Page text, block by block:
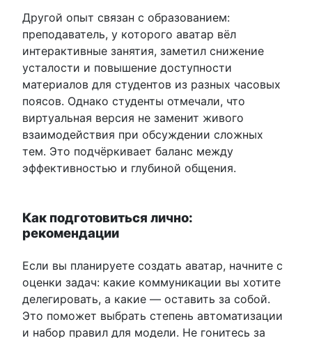
Другой опыт связан с образованием:
преподаватель, у которого аватар вёл
интерактивные занятия, заметил снижение
усталости и повышение доступности
материалов для студентов из разных часовых
поясов. Однако студенты отмечали, что
виртуальная версия не заменит живого
взаимодействия при обсуждении сложных
тем. Это подчёркивает баланс между
эффективностью и глубиной общения.
Как подготовиться лично:
рекомендации
Если вы планируете создать аватар, начните с
оценки задач: какие коммуникации вы хотите
делегировать, а какие — оставить за собой.
Это поможет выбрать степень автоматизации
и набор правил для модели. Не гонитесь за